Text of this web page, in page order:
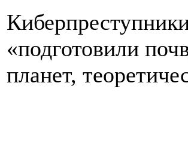
«подготовили
планет,